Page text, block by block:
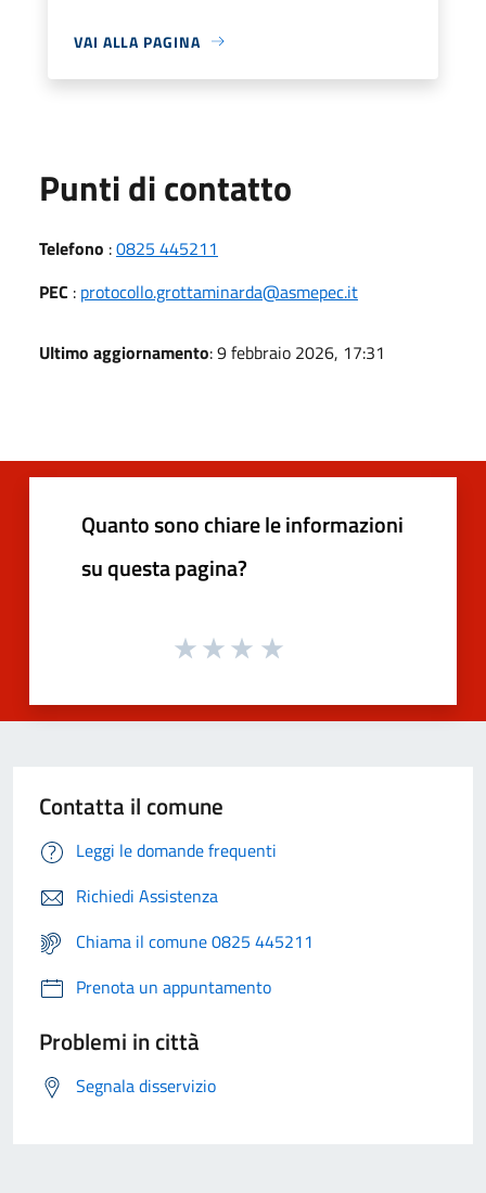
VAI ALLA PAGINA
Punti di contatto
Telefono :0825 445211
PEC : protocollo.grottaminarda@asmepec.it
Ultimo aggiornamento: 9 febbraio 2026, 17:31
Quanto sono chiare le informazioni
su questa pagina?
Contatta il comune
Leggi le domande frequenti
Richiedi Assistenza
Chiama il comune 0825 445211
Prenota un appuntamento
Problemi in città
Segnala disservizio